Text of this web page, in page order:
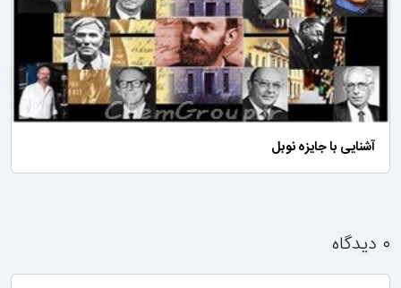
آشنایی با جایزه نوبل
۰ دیدگاه